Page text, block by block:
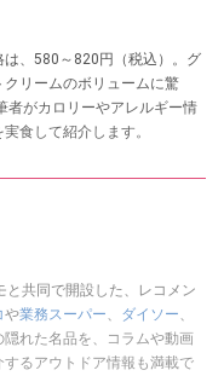
、580～820円（税込）。グ
リームのボリュームに驚
者がカロリーやアレルギー情
食して紹介します。
共同で開設した、レコメン
や業務スーパー、 ダイソー、
れた名品を、コラムや動画
るアウトドア情報も満載で